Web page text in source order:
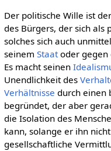
Der politische Wille ist
des Bürgers, der sich als
solches sich auch
seinem Staatoder gegen
Es macht seinen
Unendlichkeit des
Verhältnisse durch einen
begründet, der aber
die Isolation des
kann, solange er ihn
gesellschaftliche